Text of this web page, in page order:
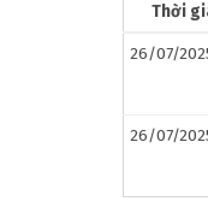
Thời
26/07/
26/07/